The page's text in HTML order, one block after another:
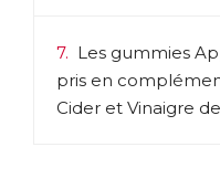
7. Les gummies
pris en
Cider et Vinaigre